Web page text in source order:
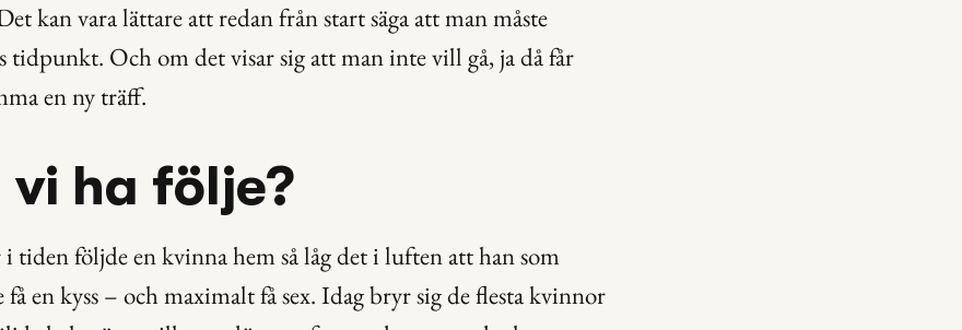
kan vara lättare att redan från start säga att man måste
tidpunkt. Och om det visar sig att man inte vill gå, ja då får
en ny träff.
vi ha följe?
tiden följde en kvinna hem så låg det i luften att han som
en kyss – och maximalt få sex. Idag bryr sig de flesta kvinnor